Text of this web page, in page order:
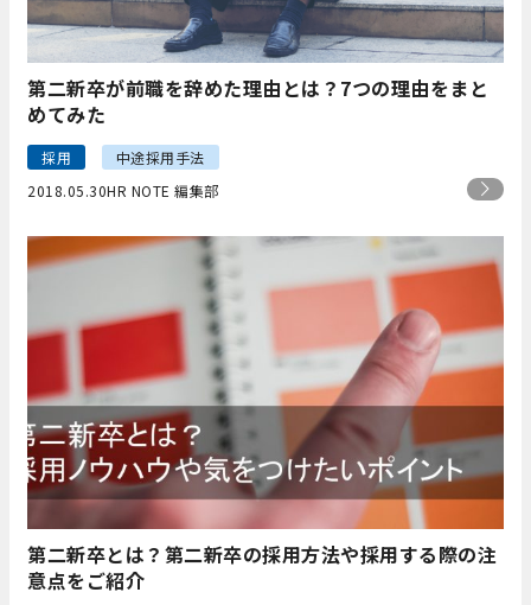
第二新卒が前職を辞めた理由とは？7つの理由をまと
めてみた
採用
中途採用手法
2018.05.30HR NOTE 編集部
第二新卒とは？第二新卒の採用方法や採用する際の注
意点をご紹介